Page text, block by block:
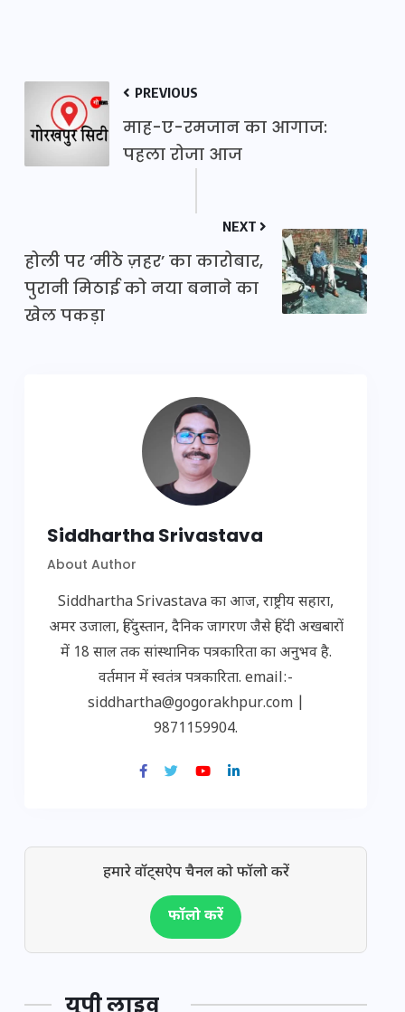
PREVIOUS
माह-ए-रमजान का आगाज:
पहला रोजा आज
NEXT
होली पर ‘मीठे ज़हर’ का कारोबार,
पुरानी मिठाई को नया बनाने का
खेल पकड़ा
Siddhartha Srivastava
About Author
Siddhartha Srivastava का आज, राष्ट्रीय सहारा,
अमर उजाला, हिंदुस्तान, दैनिक जागरण जैसे हिंदी अखबारों
में 18 साल तक सांस्थानिक पत्रकारिता का अनुभव है.
वर्तमान में स्वतंत्र पत्रकारिता. email:-
siddhartha@gogorakhpur.com |
9871159904.
हमारे वॉट्सऐप चैनल को फॉलो करें
फॉलो करें
यूपी लाइव